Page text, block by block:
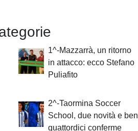
1^-Mazzarrà, un ritorno
in attacco: ecco Stefano
Puliafito
2^-Taormina Soccer
School, due novità e ben
quattordici conferme